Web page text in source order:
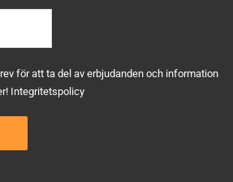
för att ta del av erbjudanden och information
Integritetspolicy